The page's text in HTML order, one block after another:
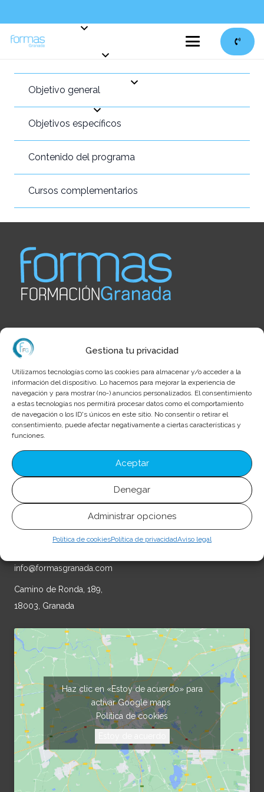
Gestiona tu privacidad
Utilizamos tecnologías como las cookies para almacenar y/o acceder a la
información del dispositivo. Lo hacemos para mejorar la experiencia de
navegación y para mostrar (no-) anuncios personalizados. El consentimiento
a estas tecnologías nos permitirá procesar datos como el comportamiento
de navegación o los ID's únicos en este sitio. No consentir o retirar el
consentimiento, puede afectar negativamente a ciertas características y
funciones.
Aceptar
Denegar
Administrar opciones
Política de cookiesPolítica de privacidadAviso legal
Objetivo general
Objetivos específicos
Contenido del programa
Cursos complementarios
Menú
FP Oficial
FP Online Plus
Cursos Profesionales
Oposiciones
Alquiler de Aulas
Dónde estamos
info@formasgranada.com
Camino de Ronda, 189,
18003, Granada
Haz clic en «Estoy de acuerdo» para
activar Google maps
Política de cookies